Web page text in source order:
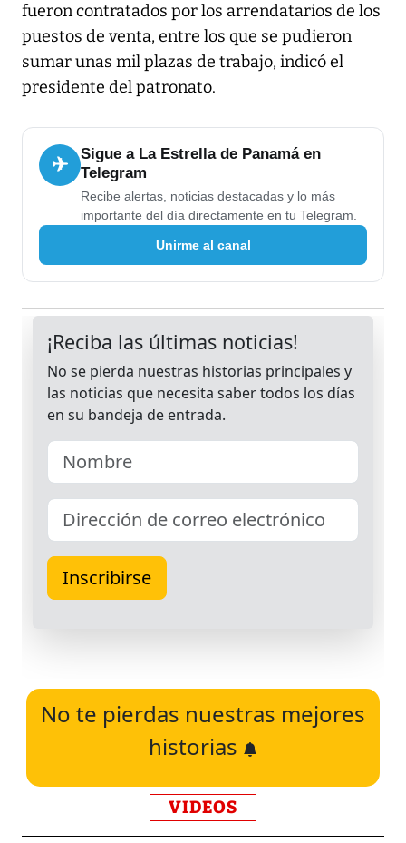
fueron contratados por los arrendatarios de los
puestos de venta, entre los que se pudieron
sumar unas mil plazas de trabajo, indicó el
presidente del patronato.
✈
Sigue a La Estrella de Panamá en
Telegram
Recibe alertas, noticias destacadas y lo más
importante del día directamente en tu Telegram.
Unirme al canal
No te pierdas nuestras mejores
historias
VIDEOS